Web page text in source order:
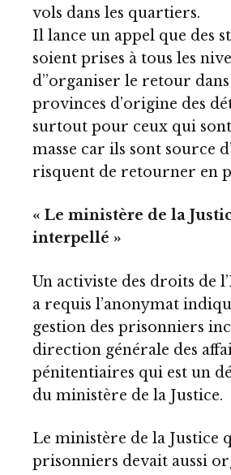
vols dans les quartiers.
Il lance un appel que des
soient prises à tous les
d’’organiser le retour
provinces d’origine des
surtout pour ceux qui
masse car ils sont source
risquent de retourner en
« Le ministère de la
interpellé »
Un activiste des droits de
a requis l’anonymat
gestion des prisonniers
direction générale des
pénitentiaires qui est un
du ministère de la Justice.
Le ministère de la Justice
prisonniers devait aussi